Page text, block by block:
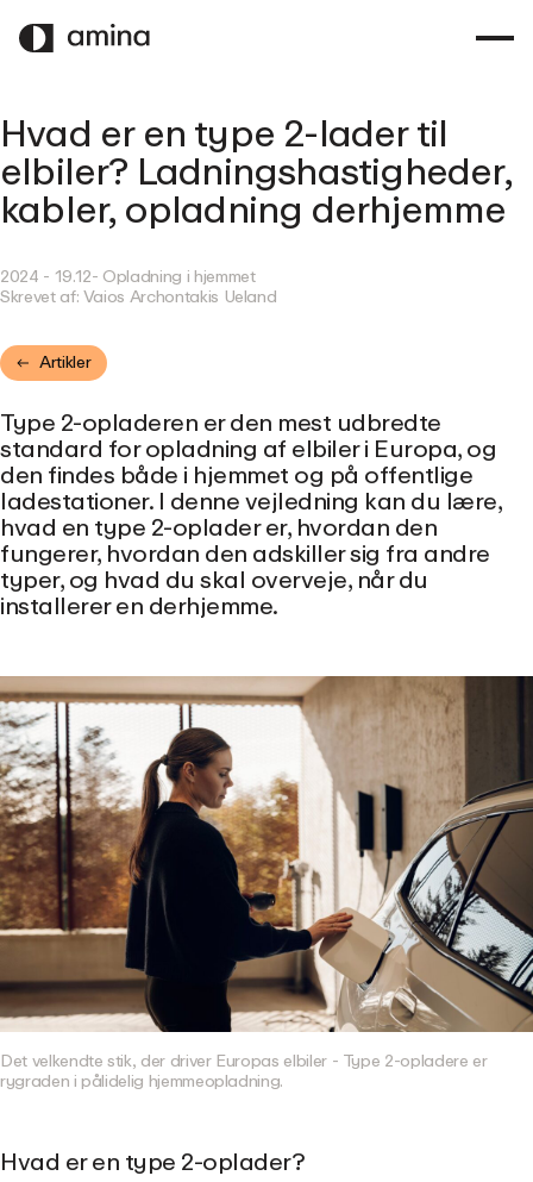
TIL
HOVEDINDHOLD
Hvad er en type 2-lader til
elbiler? Ladningshastigheder,
kabler, opladning derhjemme
2024 - 19.12- Opladning i hjemmet
Skrevet af:Vaios Archontakis Ueland
Artikler
Type 2-opladeren er den mest udbredte
standard for opladning af elbiler i Europa, og
den findes både i hjemmet og på offentlige
ladestationer. I denne vejledning kan du lære,
hvad en type 2-oplader er, hvordan den
fungerer, hvordan den adskiller sig fra andre
typer, og hvad du skal overveje, når du
installerer en derhjemme.
Det velkendte stik, der driver Europas elbiler - Type 2-opladere er
rygraden i pålidelig hjemmeopladning.
Hvad er en type 2-oplader?